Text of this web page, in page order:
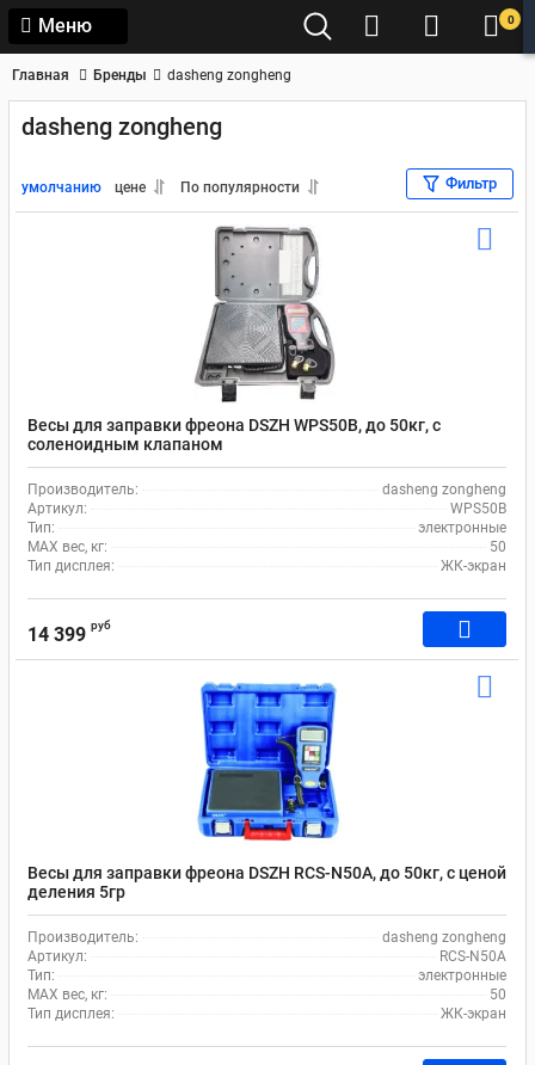
Меню 0
Главная Бренды dasheng zongheng
dasheng zongheng
умолчанию цене По популярности Фильтр
Весы для заправки фреона DSZH WPS50B, до 50кг, с
соленоидным клапаном
Производитель:
dasheng zongheng
Артикул:
WPS50B
Тип:
электронные
MAX вес, кг:
50
Тип дисплея:
ЖК-экран
14 399 руб
Весы для заправки фреона DSZH RCS-N50A, до 50кг, с ценой
деления 5гр
Производитель:
dasheng zongheng
Артикул:
RCS-N50A
Тип:
электронные
MAX вес, кг:
50
Тип дисплея:
ЖК-экран